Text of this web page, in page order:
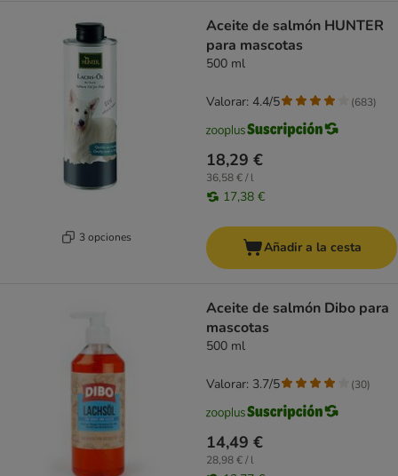
3 opciones
Aceite de salmón HUNTER
para mascotas
500 ml
18,29 €
36,58 € / l
17,38 €
Valorar: 4.4/5 (683)
Añadir a la cesta
Aceite de salmón Dibo para
mascotas
500 ml
14,49 €
28,98 € / l
Valorar: 3.7/5 (30)